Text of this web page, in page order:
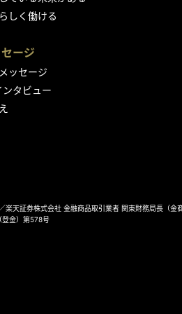
しく働ける
ージ
ッセージ
ンタビュー
天証券株式会社 金融商品取引業者 関東財務局長（金
登金）第578号